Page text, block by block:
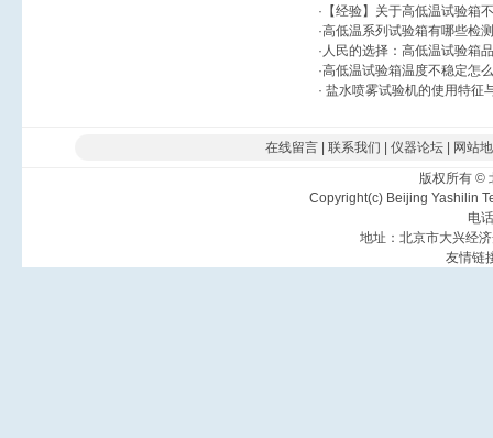
· 【经验】关于高低温试验箱
·高低温系列试验箱有哪些检
· 人民的选择：高低温试验箱
·高低温试验箱温度不稳定怎
· 盐水喷雾试验机的使用特征
在线留言 联系我们 仪器论坛
网站
版权所有©
Copyright(c) Beijing Yashilin
电
地址：北京市大兴经
友情链